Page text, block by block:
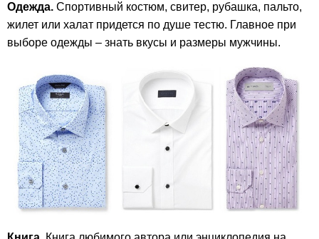
Одежда. Спортивный костюм, свитер, рубашка, пальто,
жилет или халат придется по душе тестю. Главное при
выборе одежды – знать вкусы и размеры мужчины.